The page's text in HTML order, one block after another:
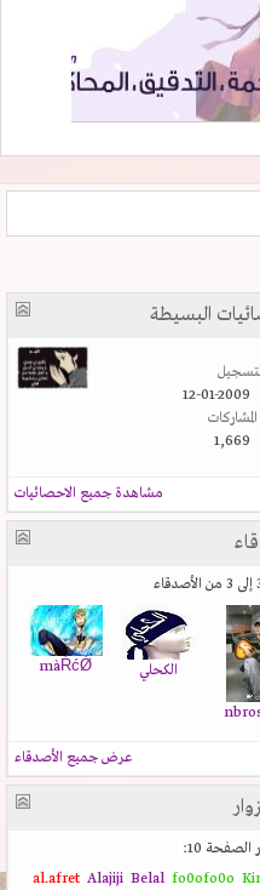
البسيطة
12-01-2009
1,669
مشاهدة جميع الاحصائيات
الكحلي màŔćǾ
عرض جميع الأصدقاء
الصفحة 10:
al.afret
Alajiji Belal fo0ofo0o